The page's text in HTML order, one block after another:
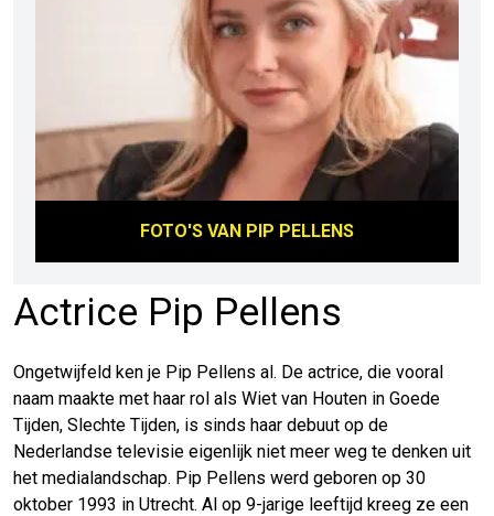
Actrice Pip Pellens
Ongetwijfeld ken je Pip Pellens al. De actrice, die vooral
naam maakte met haar rol als Wiet van Houten in Goede
Tijden, Slechte Tijden, is sinds haar debuut op de
Nederlandse televisie eigenlijk niet meer weg te denken uit
het medialandschap. Pip Pellens werd geboren op 30
oktober 1993 in Utrecht. Al op 9-jarige leeftijd kreeg ze een
FOTO'S VAN PIP PELLENS